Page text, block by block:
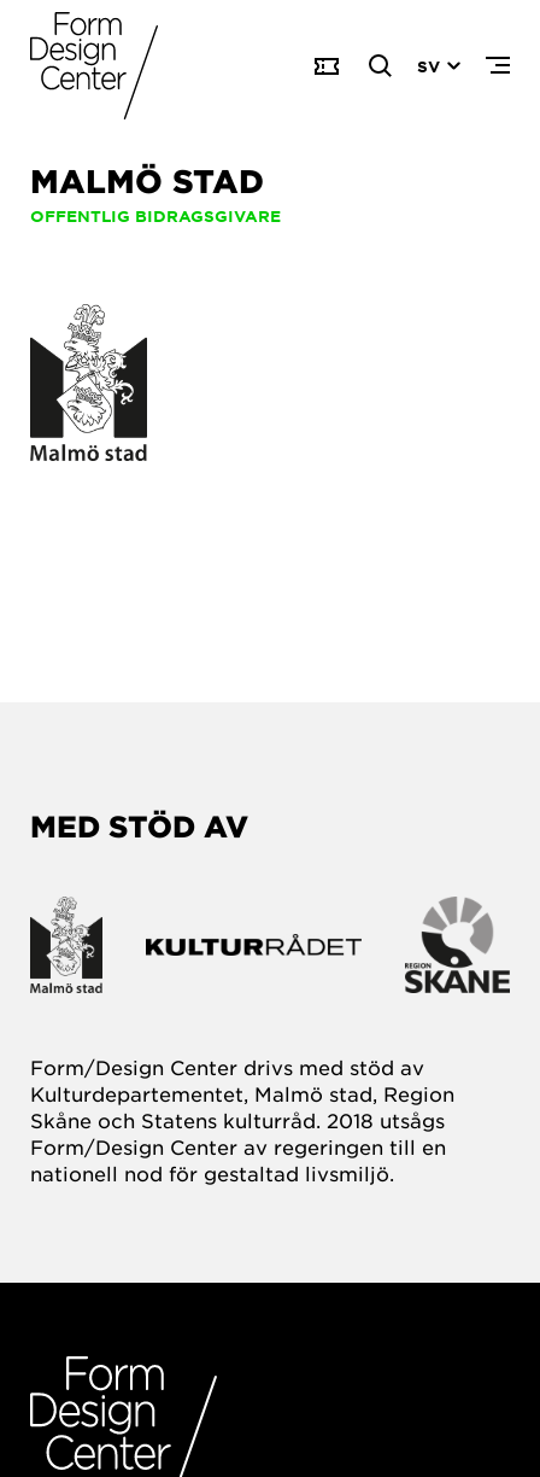
SV
MALMÖ STAD
OFFENTLIG BIDRAGSGIVARE
MED STÖD AV
Form/Design Center drivs med stöd av
Kulturdepartementet, Malmö stad, Region
Skåne och Statens kulturråd. 2018 utsågs
Form/Design Center av regeringen till en
nationell nod för gestaltad livsmiljö.